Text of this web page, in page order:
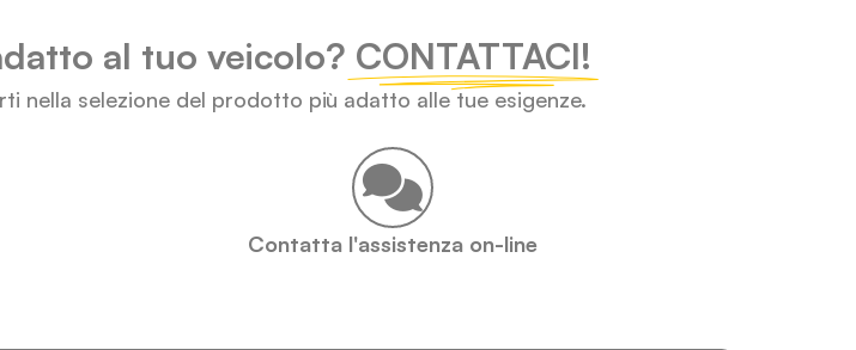
al tuo veicolo? CONTATTACI!
nella selezione del prodotto più adatto alle tue esigenze.
Contatta l'assistenza on-line